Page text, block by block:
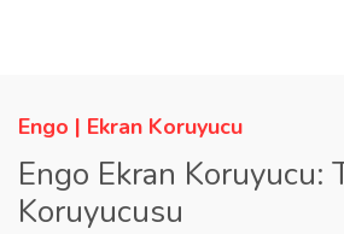
Engo | Ekran Koruyucu
Engo Ekran Koruyucu:
Koruyucusu